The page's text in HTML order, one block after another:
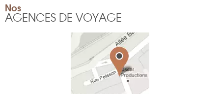
Nos
AGENCES DE VOYAGE